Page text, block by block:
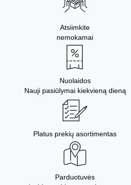
Atsiimkite
nemokamai
Nuolaidos
Nauji pasiūlymai kiekvieną dieną
Platus prekių asortimentas
Parduotuvės